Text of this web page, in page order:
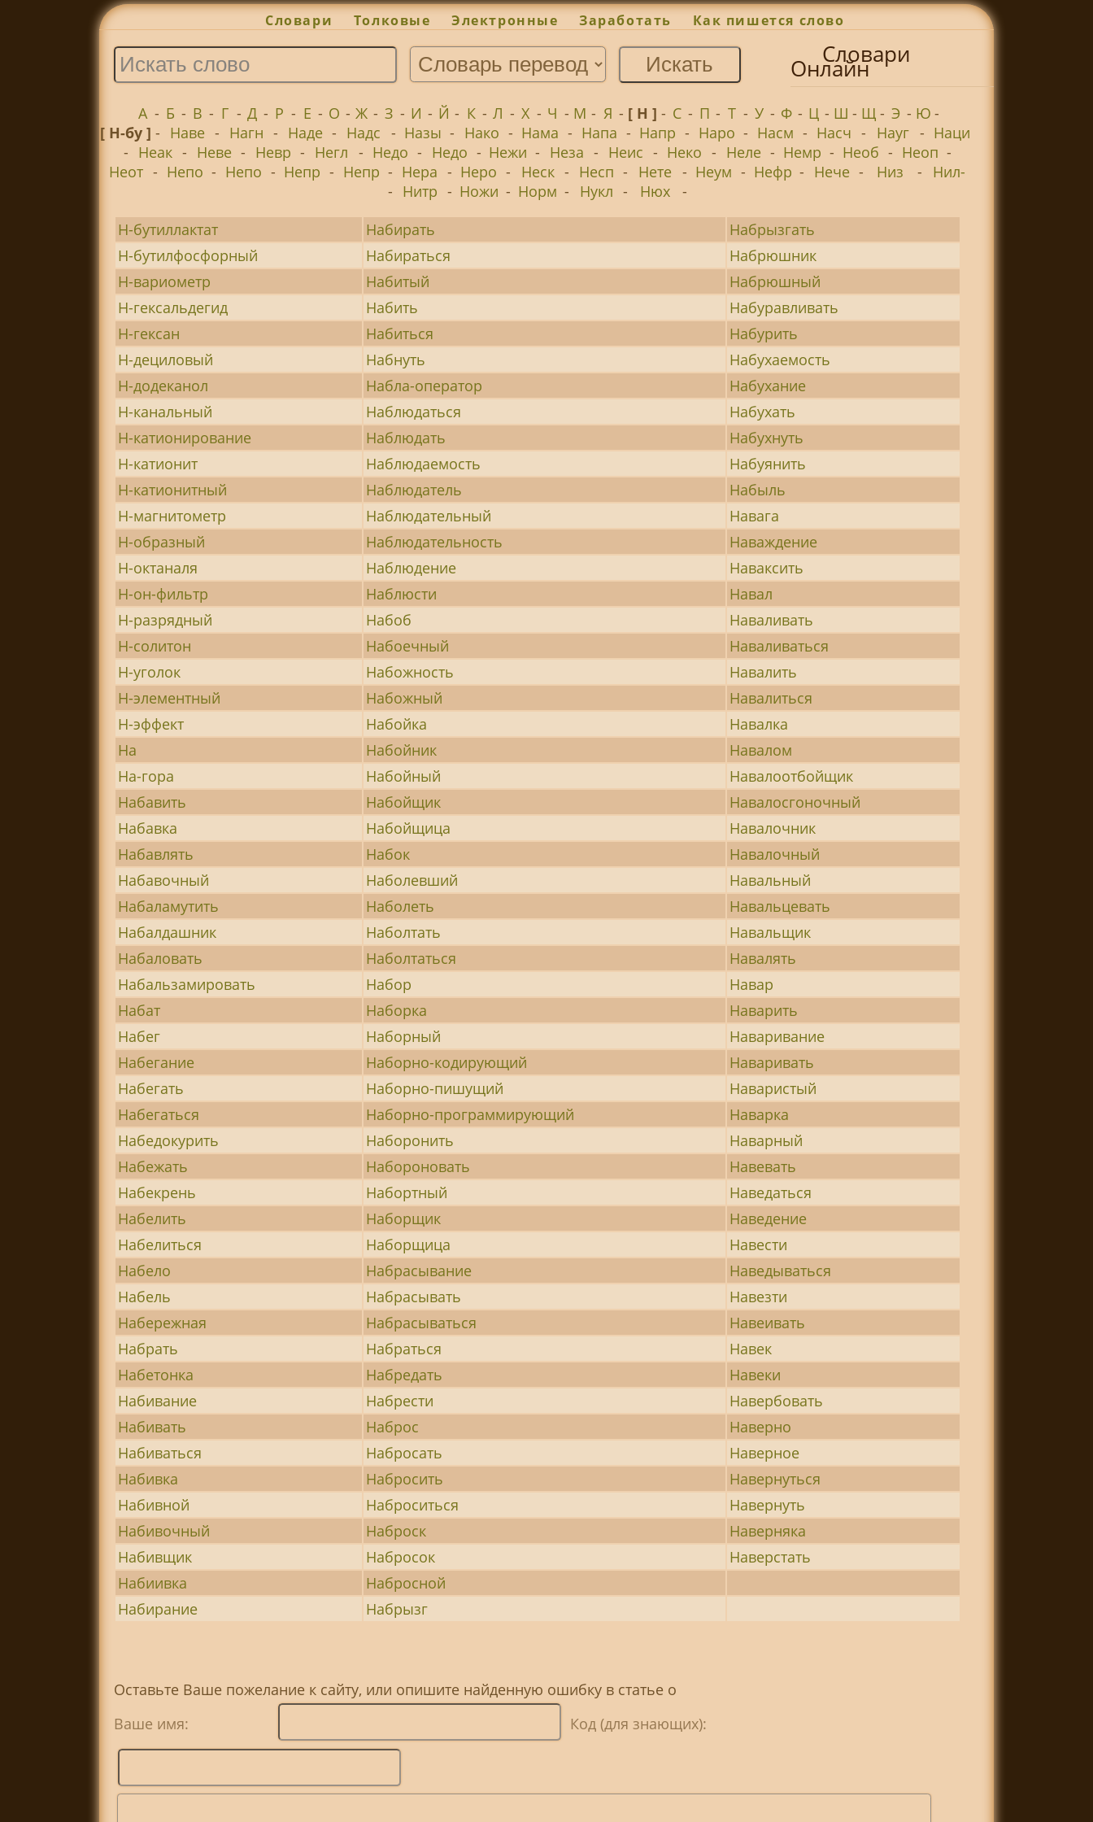
Словари Толковые Электронные Заработать Как пишется слово
Словари
Онлайн
А - Б - В - Г - Д - Р - Е - О - Ж - З - И - Й - К - Л - Х - Ч - М - Я - [ Н ] - С - П - Т - У - Ф - Ц - Ш - Щ- Э - Ю-
[ Н-бу ]- Наве - Нагн - Наде - Надс - Назы - Нако - Нама - Напа - Напр - Наро - Насм - Насч - Науг - Наци
- Неак - Неве - Невр - Негл - Недо - Недо - Нежи - Неза - Неис - Неко - Неле - Немр - Необ - Неоп -
Неот - Непо - Непо - Непр - Непр - Нера - Неро - Неск - Несп - Нете - Неум - Нефр - Нече - Низ -
Нил-
- Нитр - Ножи - Норм - Нукл - Нюх
-
Н-бутиллактат
Набирать
Набрызгать
Н-бутилфосфорный
Набираться
Набрюшник
Н-вариометр
Набитый
Набрюшный
Н-гексальдегид
Набить
Набуравливать
Н-гексан
Набиться
Набурить
Н-дециловый
Набнуть
Набухаемость
Н-додеканол
Набла-оператор
Набухание
Н-канальный
Наблюдаться
Набухать
Н-катионирование
Наблюдать
Набухнуть
Н-катионит
Наблюдаемость
Набуянить
Н-катионитный
Наблюдатель
Набыль
Н-магнитометр
Наблюдательный
Навага
Н-образный
Наблюдательность
Наваждение
Н-октаналя
Наблюдение
Наваксить
Н-он-фильтр
Наблюсти
Навал
Н-разрядный
Набоб
Наваливать
Н-солитон
Набоечный
Наваливаться
Н-уголок
Набожность
Навалить
Н-элементный
Набожный
Навалиться
Н-эффект
Набойка
Навалка
На
Набойник
Навалом
На-гора
Набойный
Навалоотбойщик
Набавить
Набойщик
Навалосгоночный
Набавка
Набойщица
Навалочник
Набавлять
Набок
Навалочный
Набавочный
Наболевший
Навальный
Набаламутить
Наболеть
Навальцевать
Набалдашник
Наболтать
Навальщик
Набаловать
Наболтаться
Навалять
Набальзамировать
Набор
Навар
Набат
Наборка
Наварить
Набег
Наборный
Наваривание
Набегание
Наборно-кодирующий
Наваривать
Набегать
Наборно-пишущий
Наваристый
Набегаться
Наборно-программирующий
Наварка
Набедокурить
Наборонить
Наварный
Набежать
Набороновать
Навевать
Набекрень
Набортный
Наведаться
Набелить
Наборщик
Наведение
Набелиться
Наборщица
Навести
Набело
Набрасывание
Наведываться
Набель
Набрасывать
Навезти
Набережная
Набрасываться
Навеивать
Набрать
Набраться
Навек
Набетонка
Набредать
Навеки
Набивание
Набрести
Навербовать
Набивать
Наброс
Наверно
Набиваться
Набросать
Наверное
Набивка
Набросить
Навернуться
Набивной
Наброситься
Навернуть
Набивочный
Наброск
Наверняка
Набивщик
Набросок
Наверстать
Набиивка
Набросной
Набирание
Набрызг
Оставьте Ваше пожелание к сайту, или опишите найденную ошибку в статье о
Ваше имя:
Код (для знающих):